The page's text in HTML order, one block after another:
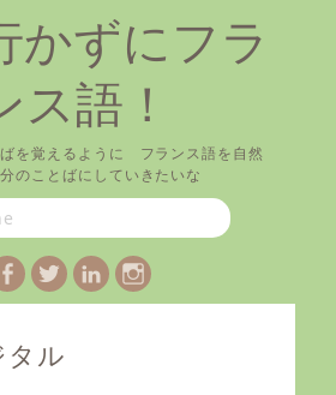
かずにフラ
ス語！
を覚えるように フランス語を自然
のことばにしていきたいな
Facebook
TwitterLinkedIn
Instagram
タル